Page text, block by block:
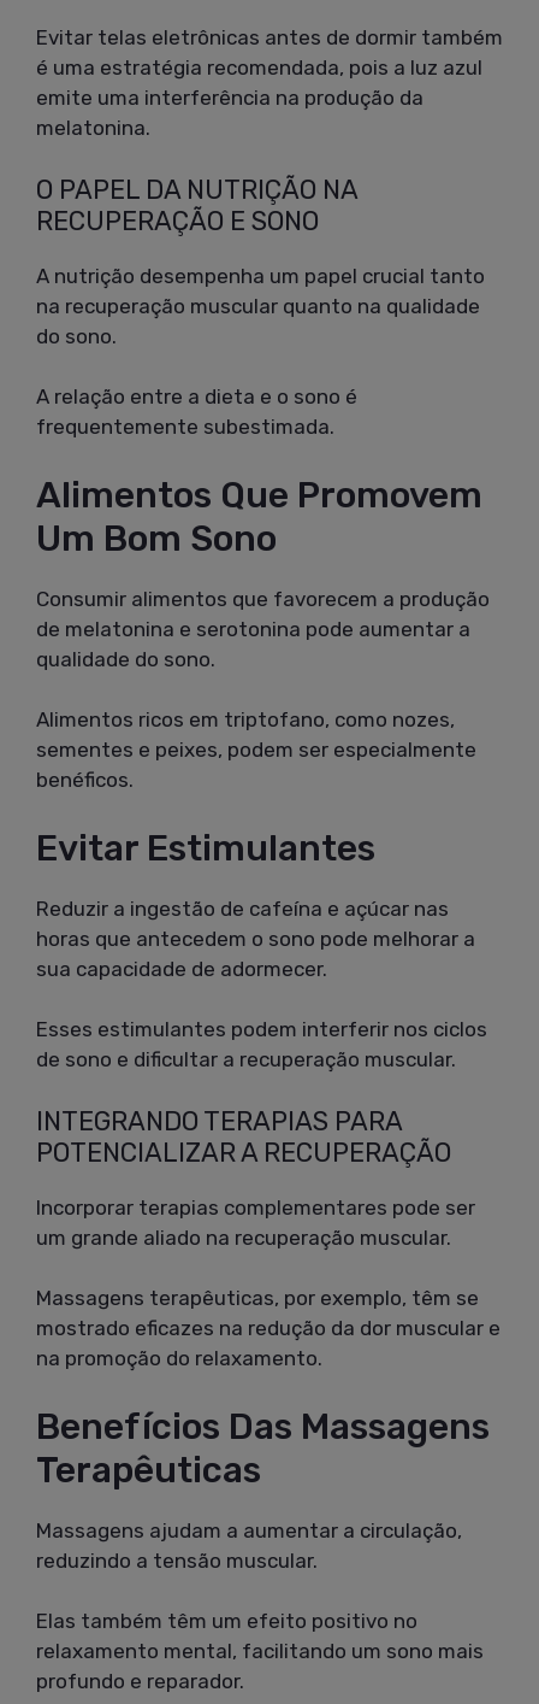
Evitar telas eletrônicas antes de dormir também
é uma estratégia recomendada, pois a luz azul
emite uma interferência na produção da
melatonina.
O PAPEL DA NUTRIÇÃO NA
RECUPERAÇÃO E SONO
A nutrição desempenha um papel crucial tanto
na recuperação muscular quanto na qualidade
do sono.
A relação entre a dieta e o sono é
frequentemente subestimada.
Alimentos Que Promovem
Um Bom Sono
Consumir alimentos que favorecem a produção
de melatonina e serotonina pode aumentar a
qualidade do sono.
Alimentos ricos em triptofano, como nozes,
sementes e peixes, podem ser especialmente
benéficos.
Evitar Estimulantes
Reduzir a ingestão de cafeína e açúcar nas
horas que antecedem o sono pode melhorar a
sua capacidade de adormecer.
Esses estimulantes podem interferir nos ciclos
de sono e dificultar a recuperação muscular.
INTEGRANDO TERAPIAS PARA
POTENCIALIZAR A RECUPERAÇÃO
Incorporar terapias complementares pode ser
um grande aliado na recuperação muscular.
Massagens terapêuticas, por exemplo, têm se
mostrado eficazes na redução da dor muscular e
na promoção do relaxamento.
Benefícios Das Massagens
Terapêuticas
Massagens ajudam a aumentar a circulação,
reduzindo a tensão muscular.
Elas também têm um efeito positivo no
relaxamento mental, facilitando um sono mais
profundo e reparador.